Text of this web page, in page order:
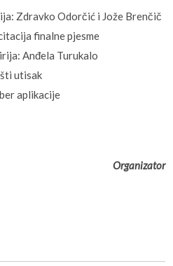
Zdravko Odorčić i Jože Brenčič
finalne pjesme
Anđela Turukalo
utisak
aplikacije
Organizator